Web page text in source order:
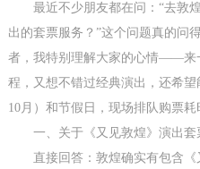
最近不少朋友都在问：“去敦
出的套票服务？”这个问题真的问
者，我特别理解大家的心情——来
程，又想不错过经典演出，还希
10月）和节假日，现场排队购票
一、关于《又见敦煌》演出
直接回答：敦煌确实有包含